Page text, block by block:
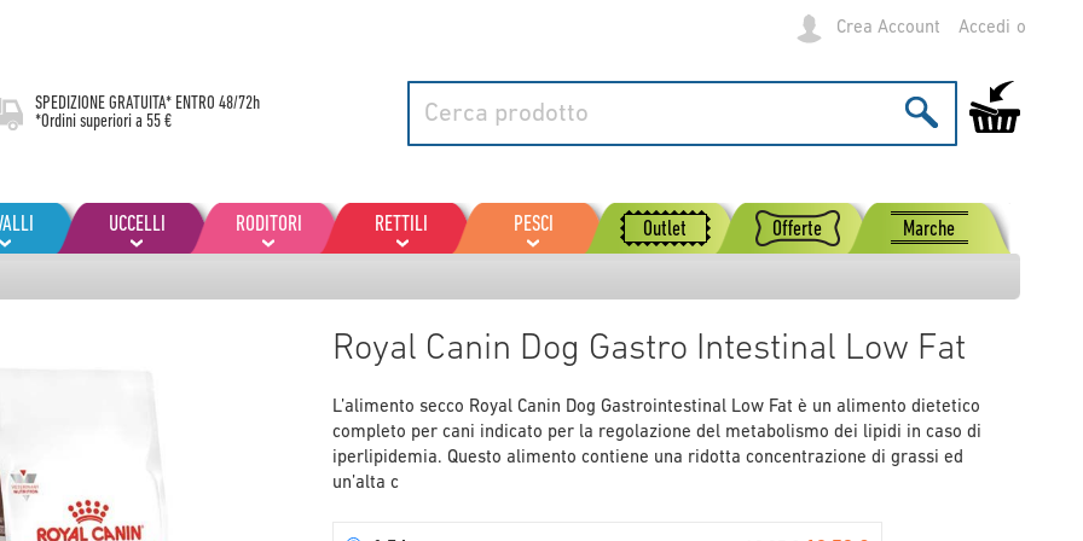
Crea Account Accedi
SPEDIZIONE GRATUITA* ENTRO 48/72h
*Ordini superiori a 55 €
Carrello
UCCELLI RODITORI RETTILI PESCI Outlet Offerte Marche
Royal Canin Dog Gastro Intestinal Low Fat
L’alimento secco Royal Canin Dog Gastrointestinal Low Fat è un alimento dietetico
completo per cani indicato per la regolazione del metabolismo dei lipidi in caso di
iperlipidemia. Questo alimento contiene una ridotta concentrazione di grassi ed
un’alta c